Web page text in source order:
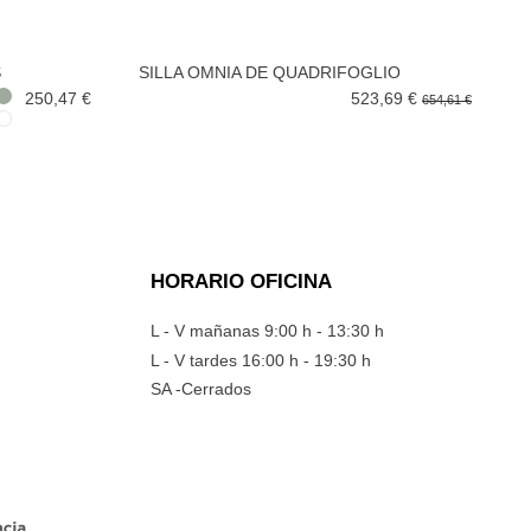
250,47 €
SILLA OMNIA DE QUADRIFOGLIO
523,69 € 654,61 €
HORARIO OFICINA
L - V mañanas 9:00 h - 13:30 h
L - V tardes 16:00 h - 19:30 h
SA -Cerrados